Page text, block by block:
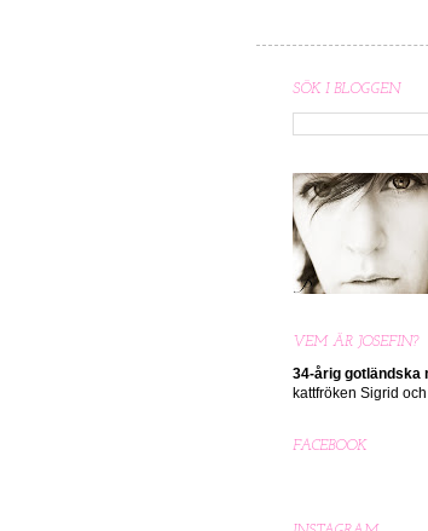
SÖK I BLOGGEN
VEM ÄR JOSEFIN?
34-årig gotländska
kattfröken Sigrid
FACEBOOK